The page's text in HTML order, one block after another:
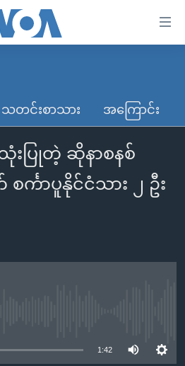
န်
သတင်းစာသား အကြောင်း
းပြုတဲ့ ဆိုနာစနစ်
င်္ကာပူနိုင်ငံသား ၂ ဦး
1:42